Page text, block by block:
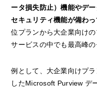
ータ損失防止）機能やデ
セキュリティ機能が備わ
位プランから大企業向け
サービスの中でも最高峰
例として、大企業向けプ
したMicrosoft Purview デ